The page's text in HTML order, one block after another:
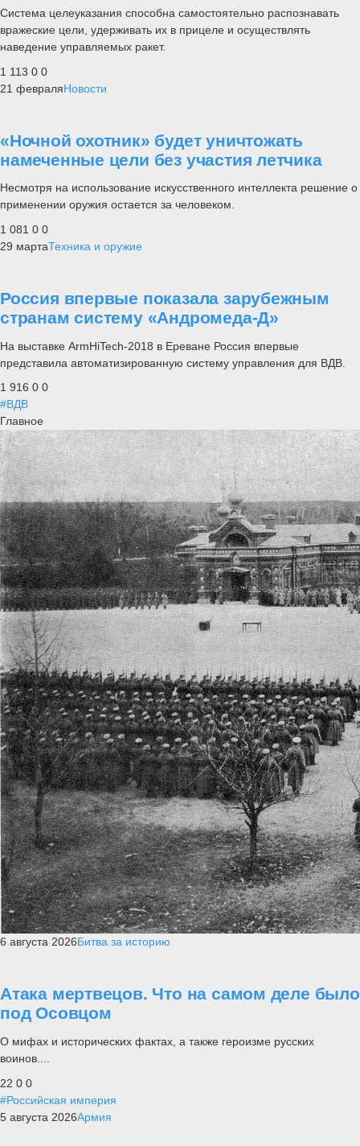
Система целеуказания способна самостоятельно распознавать
вражеские цели, удерживать их в прицеле и осуществлять
наведение управляемых ракет.
1 113 0 0
21 февраляНовости
«Ночной охотник» будет уничтожать
намеченные цели без участия летчика
Несмотря на использование искусственного интеллекта решение о
применении оружия остается за человеком.
1 081 0 0
29 мартаТехника и оружие
Россия впервые показала зарубежным
странам систему «Андромеда-Д»
На выставке ArmHiTech-2018 в Ереване Россия впервые
представила автоматизированную систему управления для ВДВ.
1 916 0 0
#ВДВ
Главное
6 августа 2026Битва за историю
Атака мертвецов. Что на самом деле было
под Осовцом
О мифах и исторических фактах, а также героизме русских
воинов....
22 0 0
#Российская империя
5 августа 2026Армия